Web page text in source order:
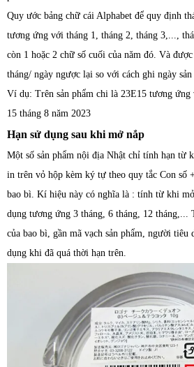
Quy ước bảng chữ cái Alphabet để quy định
tương ứng với tháng 1, tháng 2, tháng 3,...,
còn 1 hoặc 2 chữ số cuối của năm đó. Và
tháng/ ngày ngược lại so với cách ghi ngày
Ví dụ: Trên sản phẩm chi là 23E15 tương ứng
15 tháng 8 năm 2023
Hạn sử dụng sau khi mở nắp
Một số sản phẩm nội địa Nhật chỉ tính hạn từ
in trên vỏ hộp kèm ký tự theo quy tắc Con
bao bì. Kí hiệu này có nghĩa là : tính từ khi mở
dụng tương ứng 3 tháng, 6 tháng, 12 tháng,...
của bao bì, gần mã vạch sản phẩm, người
dụng khi đã quá thời hạn trên.